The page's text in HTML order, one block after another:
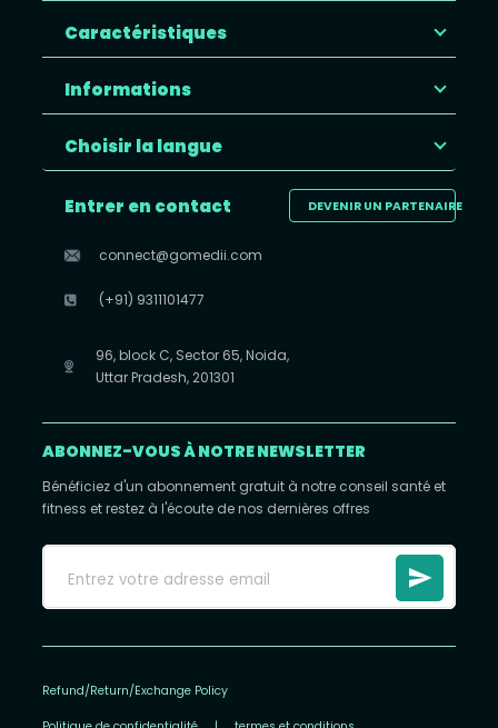
Caractéristiques
Informations
Choisir la langue
DEVENIR UN PARTENAIRE
Entrer en contact
connect@gomedii.com
(+91) 9311101477
96, block C, Sector 65, Noida,
Uttar Pradesh, 201301
ABONNEZ-VOUS À NOTRE NEWSLETTER
Bénéficiez d'un abonnement gratuit à notre conseil santé et
fitness et restez à l'écoute de nos dernières offres
Refund/Return/Exchange Policy